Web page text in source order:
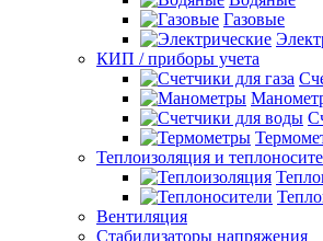
Газовые
КИП / приборы учета
Теплоизоляция и
Вентиляция
Стабилизаторы напряжения